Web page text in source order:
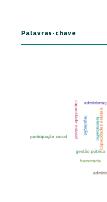
Palavras-chave